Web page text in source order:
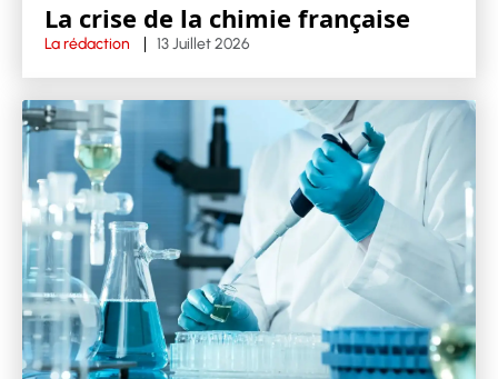
La crise de la chimie française
La rédaction 13 Juillet 2026